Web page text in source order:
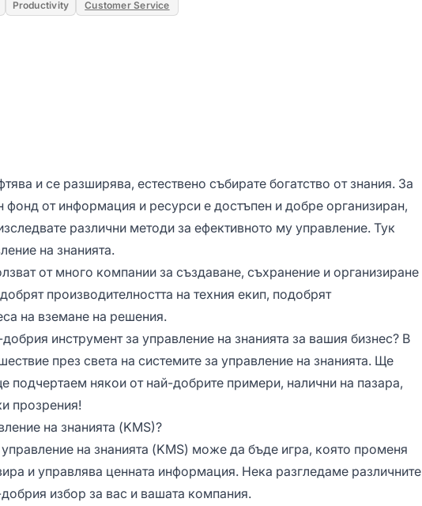
Productivity
Customer Service
и се разширява, естествено събирате богатство от знания. За
фонд от информация и ресурси е достъпен и добре организиран,
различни методи за ефективното му управление. Тук
на знанията.
от много компании за създаване, съхранение и организиране
производителността на техния екип, подобрят
на вземане на решения.
инструмент за управление на знанията за вашия бизнес? В
през света на системите за управление на знанията. Ще
подчертаем някои от най-добрите примери, налични на пазара,
прозрения!
на знанията (KMS)?
на знанията (KMS) може да бъде игра, която променя
и управлява ценната информация. Нека разгледаме различните
избор за вас и вашата компания.